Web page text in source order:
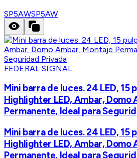
SP5AWSP5AW
FEDERAL SIGNAL
Mini barra de luces. 24 LED, 15
Highlighter LED, Ambar, Domo
Permanente, Ideal para
Mini barra de luces. 24 LED, 15
Highlighter LED, Ambar, Domo
Permanente, Ideal para